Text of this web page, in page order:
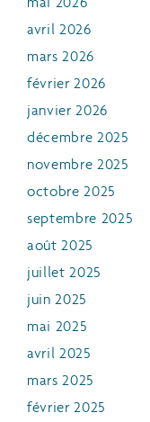
mai 2026
avril 2026
mars 2026
février 2026
janvier 2026
décembre 2025
novembre 2025
octobre 2025
septembre 2025
août 2025
juillet 2025
juin 2025
mai 2025
avril 2025
mars 2025
février 2025